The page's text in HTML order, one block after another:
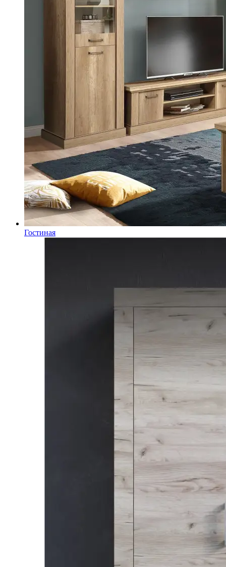
Гостиная